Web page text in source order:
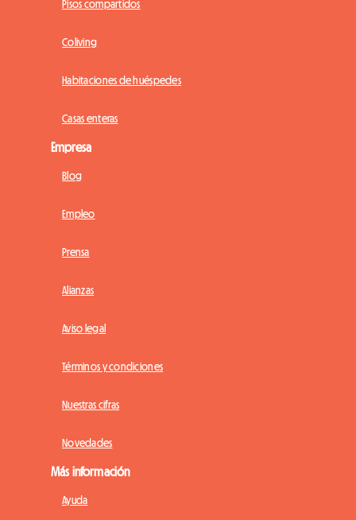
Pisos compartidos
Coliving
Habitaciones de huéspedes
Casas enteras
Empresa
Blog
Empleo
Prensa
Alianzas
Aviso legal
Términos y condiciones
Nuestras cifras
Novedades
Más información
Ayuda